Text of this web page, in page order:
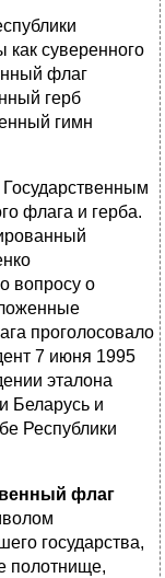
суверенного
флаг
герб
гимн
Государственным
флага и герба.
вопросу о
проголосовало
7 июня 1995
эталона
Беларусь и
Республики
флаг
государства,
полотнище,